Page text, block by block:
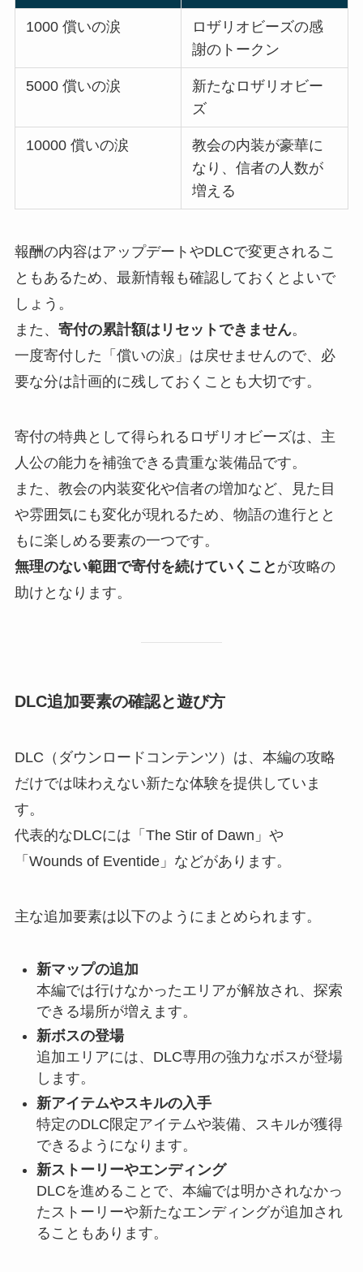
1000 償いの涙
ロザリオビーズの感
謝のトークン
5000 償いの涙
新たなロザリオビー
ズ
10000 償いの涙
教会の内装が豪華に
なり、信者の人数が
増える
報酬の内容はアップデートやDLCで変更されるこ
ともあるため、最新情報も確認しておくとよいで
しょう。
また、 寄付の累計額はリセットできません。
一度寄付した「償いの涙」は戻せませんので、必
要な分は計画的に残しておくことも大切です。
寄付の特典として得られるロザリオビーズは、主
人公の能力を補強できる貴重な装備品です。
また、教会の内装変化や信者の増加など、見た目
や雰囲気にも変化が現れるため、物語の進行とと
もに楽しめる要素の一つです。
無理のない範囲で寄付を続けていくこと が攻略の
助けとなります。
DLC追加要素の確認と遊び方
DLC（ダウンロードコンテンツ）は、本編の攻略
だけでは味わえない新たな体験を提供していま
す。
代表的なDLCには「The Stir of Dawn」や
「Wounds of Eventide」などがあります。
主な追加要素は以下のようにまとめられます。
新マップの追加
本編では行けなかったエリアが解放され、探索
できる場所が増えます。
新ボスの登場
追加エリアには、DLC専用の強力なボスが登場
します。
新アイテムやスキルの入手
特定のDLC限定アイテムや装備、スキルが獲得
できるようになります。
新ストーリーやエンディング
DLCを進めることで、本編では明かされなかっ
たストーリーや新たなエンディングが追加され
ることもあります。